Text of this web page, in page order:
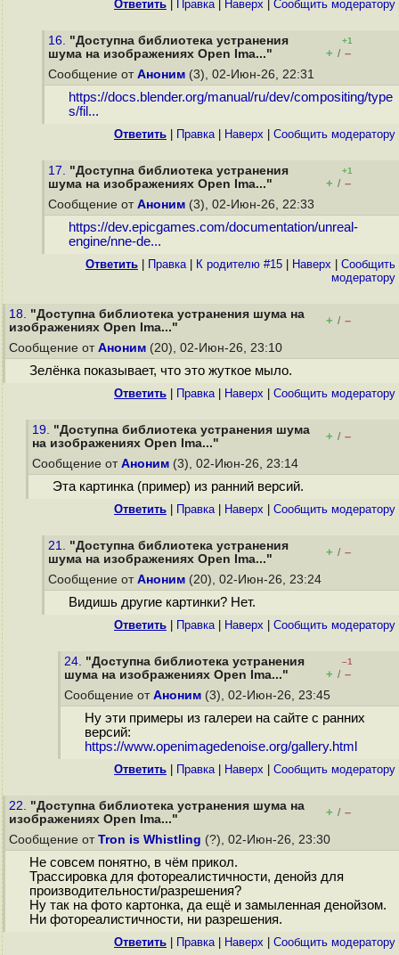
Ответить Правка| Наверх Cообщить модератору
16. "Доступна библиотека устранения
шума на изображениях Open Ima..."
+1
+ / –
Сообщение от Аноним (3), 02-Июн-26, 22:31
https://docs.blender.org/manual/ru/dev/compositing/type
s/fil...
Ответить Правка| Наверх Cообщить модератору
17. "Доступна библиотека устранения
шума на изображениях Open Ima..."
+1
+ / –
Сообщение от Аноним (3), 02-Июн-26, 22:33
https://dev.epicgames.com/documentation/unreal-
engine/nne-de...
Ответить Правка| К родителю #15 Наверх
Cообщить
модератору
18. "Доступна библиотека устранения шума на
изображениях Open Ima..."
+ / –
Сообщение от Аноним (20), 02-Июн-26, 23:10
Зелёнка показывает, что это жуткое мыло.
Ответить Правка| Наверх Cообщить модератору
19. "Доступна библиотека устранения шума
на изображениях Open Ima..."
+ / –
Сообщение от Аноним (3), 02-Июн-26, 23:14
Эта картинка (пример) из ранний версий.
Ответить Правка| Наверх Cообщить модератору
21. "Доступна библиотека устранения
шума на изображениях Open Ima..."
+ / –
Сообщение от Аноним (20), 02-Июн-26, 23:24
Видишь другие картинки? Нет.
Ответить Правка| Наверх Cообщить модератору
24. "Доступна библиотека устранения
шума на изображениях Open Ima..."
–1
+ / –
Сообщение от Аноним (3), 02-Июн-26, 23:45
Ну эти примеры из галереи на сайте с ранних
версий:
https://www.openimagedenoise.org/gallery.html
Ответить Правка| Наверх Cообщить модератору
22. "Доступна библиотека устранения шума на
изображениях Open Ima..."
+ / –
Сообщение от Tron is Whistling (?), 02-Июн-26, 23:30
Не совсем понятно, в чём прикол.
Трассировка для фотореалистичности, денойз для
производительности/разрешения?
Ну так на фото картонка, да ещё и замыленная денойзом.
Ни фотореалистичности, ни разрешения.
Ответить Правка| Наверх Cообщить модератору